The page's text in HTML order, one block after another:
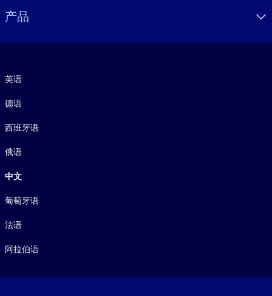
产品
英语
德语
西班牙语
俄语
中文
葡萄牙语
法语
阿拉伯语